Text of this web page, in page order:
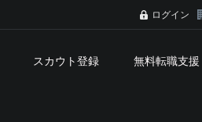
ログイン
スカウト登録 無料転職支援